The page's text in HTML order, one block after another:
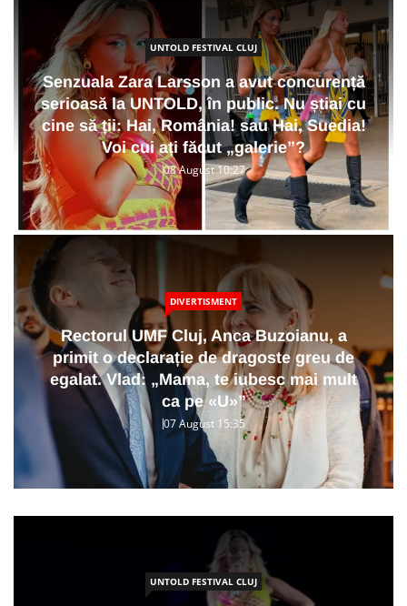
UNTOLD FESTIVAL CLUJ
Senzuala Zara Larsson a avut concurență
serioasă la UNTOLD, în public. Nu știai cu
cine să ții: Hai, România! sau Hai, Suedia!
Voi cui ați făcut „galerie”?
08 August 10:27
DIVERTISMENT
Rectorul UMF Cluj, Anca Buzoianu, a
primit o declarație de dragoste greu de
egalat. Vlad: „Mama, te iubesc mai mult
ca pe «U»”
07 August 15:35
UNTOLD FESTIVAL CLUJ